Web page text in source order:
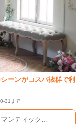
ーンがコスパ抜群で利
31まで
ンティック…